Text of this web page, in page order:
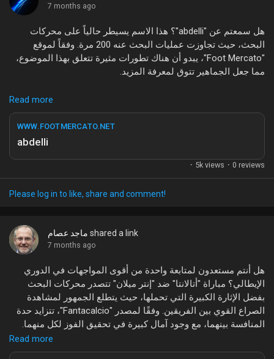
7 months ago
هل سمعتم عن "abdelli"؟ هذا الاسم يسيطر حالياً على محركات
البحث، حيث تجاوزت عمليات البحث عنه 200 مرة. وفقاً لموقع
"Foot Mercato"، يبدو أن هناك تطورات مثيرة تتعلق بهذا الموضوع،
مما جعل الجماهير تتوق لمعرفة المزيد.
تدور الأحاديث حول أهمية "abdelli" في عالم الرياضة، حيث يتوقع
العديد من المحللين الرياضيين أن يكون له تأثير كبير على الفرق
والمنافسات. هذا الأمر يجذب انتباه المراهقين والشباب بشكل خاص،
مما يعكس تأثير مواقع التواصل الاجتماعي في تشكيل آراء الجماهير
ما رأيكم في هذا الموضوع؟ هل كنتم تتابعون هذه الأخبار؟ شاركونا
Read more
WWW.FOOTMERCATO.NET
abdelli
· 5k views · 0 reviews
Please log in to like, share and comment!
ماجد عصام shared a link
7 months ago
هل أنتم مستعدون لمتابعة واحدة من أقوى المواجهات في الدوري
الإيطالي؟ مباراة "أتالانتا" ضد "إنتر ميلان" تتصدر محركات البحث
بفضل الإثارة الكبيرة التي تحملها، حيث يتطلع الجمهور لمشاهدة
الصراع القوي بين الفريقين. وفقًا لمصدر "Fantacalcio"، تتزايد حدة
المنافسة بينهما، مع وجود آمال كبيرة في تحقيق الفوز لكل منهما.
تعتبر هذه المباراة حاسمة في تحديد مسار الموسم، حيث يتنافسان
Read more